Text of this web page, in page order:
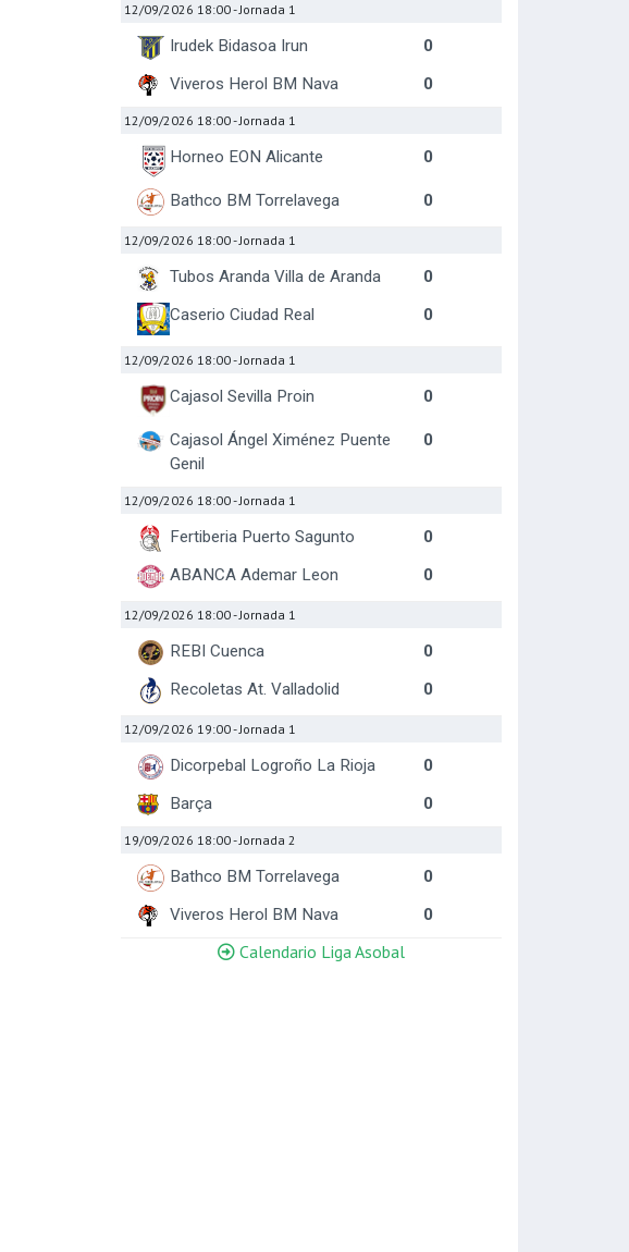
12/09/2026 18:00- Jornada 1
Irudek Bidasoa Irun
0
Viveros Herol BM Nava
0
12/09/2026 18:00- Jornada 1
Horneo EON Alicante 0
Bathco BM Torrelavega 0
12/09/2026 18:00- Jornada 1
Tubos Aranda Villa de Aranda
0
Caserio Ciudad Real
0
12/09/2026 18:00- Jornada 1
Cajasol Sevilla Proin 0
Cajasol Ángel Ximénez Puente
Genil
0
12/09/2026 18:00- Jornada 1
Fertiberia Puerto Sagunto
0
ABANCA Ademar Leon
0
12/09/2026 18:00- Jornada 1
REBI Cuenca
0
Recoletas At. Valladolid
0
12/09/2026 19:00- Jornada 1
Dicorpebal Logroño La Rioja
0
Barça
0
19/09/2026 18:00- Jornada 2
Bathco BM Torrelavega
0
Viveros Herol BM Nava
0
Calendario Liga Asobal